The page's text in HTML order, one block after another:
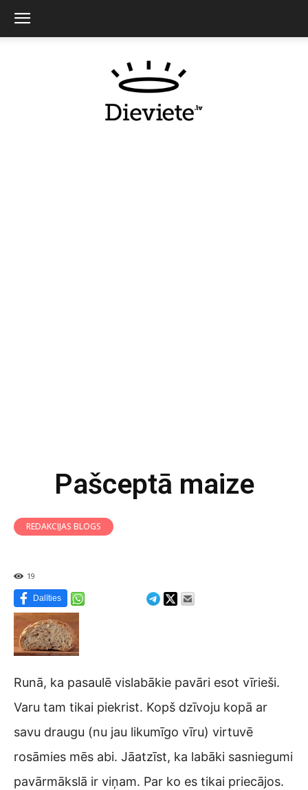
Pašceptā maize
REDAKCIJAS BLOGS
19
Dalīties
Runā, ka pasaulē vislabākie pavāri esot vīrieši.
Varu tam tikai piekrist. Kopš dzīvoju kopā ar
savu draugu (nu jau likumīgo vīru) virtuvē
rosāmies mēs abi. Jāatzīst, ka labāki sasniegumi
pavārmākslā ir viņam. Par ko es tikai priecājos.